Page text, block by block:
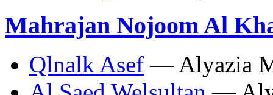
Mahrajan Nojoom Al
Qlnalk Asef — Alyazia